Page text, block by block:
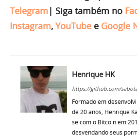
Telegram | Siga também no
Instagram, YouTube e Google
Henrique HK
https://github.com/
Formado em
de 20 anos, Henrique
se com o Bitcoin em
desvendando seus